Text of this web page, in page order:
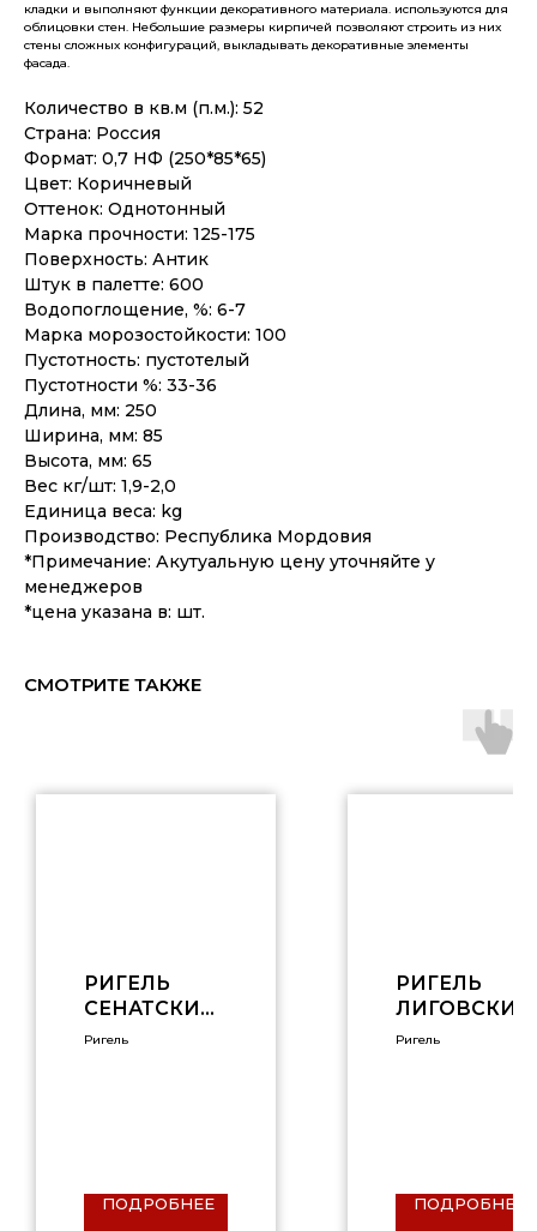
кладки и выполняют функции декоративного материала. используются для
облицовки стен. Небольшие размеры кирпичей позволяют строить из них
стены сложных конфигураций, выкладывать декоративные элементы
фасада.
Количество в кв.м (п.м.): 52
Страна: Россия
Формат: 0,7 НФ (250*85*65)
Цвет: Коричневый
Оттенок: Однотонный
Марка прочности: 125-175
Поверхность: Антик
Штук в палетте: 600
Водопоглощение, %: 6-7
Марка морозостойкости: 100
Пустотность: пустотелый
Пустотности %: 33-36
Длина, мм: 250
Ширина, мм: 85
Высота, мм: 65
Вес кг/шт: 1,9-2,0
Единица веса: kg
Производство: Республика Мордовия
*Примечание: Акутуальную цену уточняйте у
менеджеров
*цена указана в: шт.
СМОТРИТЕ ТАКЖЕ
РИГЕЛЬ
СЕНАТСКИЙ
0,6 НФ
Ригель
ПОДРОБНЕЕ
РИГЕЛЬ
ЛИГОВСКИЙ
0,6 НФ
Ригель
ПОДРОБНЕЕ